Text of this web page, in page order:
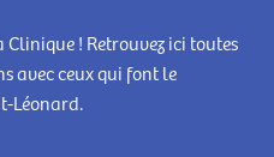
Clinique ! Retrouvez ici toutes
avec ceux qui font le
Léonard.